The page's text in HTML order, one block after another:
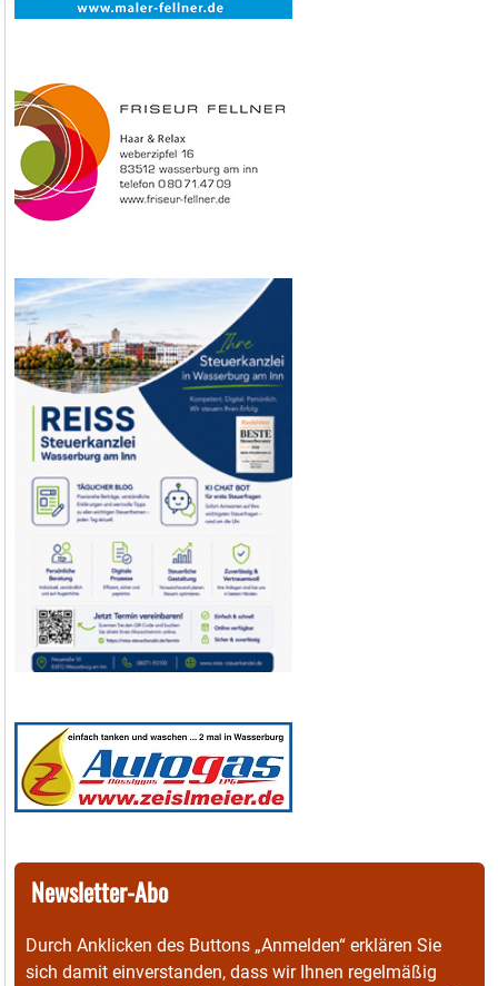
Newsletter-Abo
Durch Anklicken des Buttons „Anmelden“ erklären Sie
sich damit einverstanden, dass wir Ihnen regelmäßig